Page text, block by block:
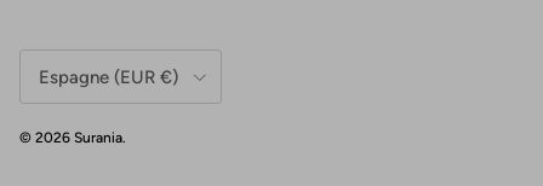
Espagne (EUR €)
© 2026 Surania.